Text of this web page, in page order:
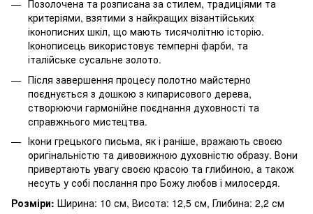
Позолочена та розписана за стилем, традиціями та
критеріями, взятими з найкращих візантійських
іконописних шкіл, що мають тисячолітню історію.
Іконописець використовує темперні фарби, та
італійське сусальне золото.
Після завершення процесу полотно майстерно
поєднується з дошкою з кипарисового дерева,
створюючи гармонійне поєднання духовності та
справжнього мистецтва.
Ікони грецького письма, як і раніше, вражають своєю
оригінальністю та дивовижною духовністю образу. Вони
привертають увагу своєю красою та глибиною, а також
несуть у собі послання про Божу любов і милосердя.
Розміри: Ширина: 10 см, Висота: 12,5 см, Глибина: 2,2 см